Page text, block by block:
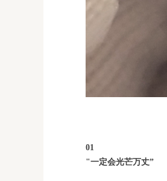
01
"一定会光芒万丈”